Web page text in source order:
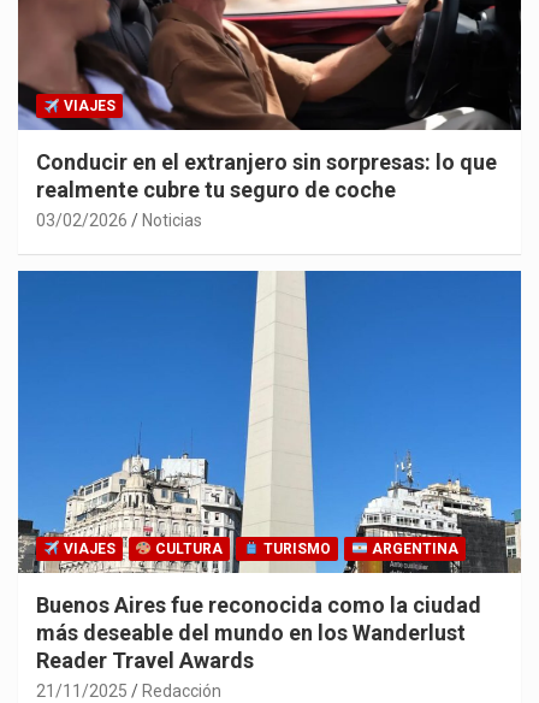
VIAJES
Conducir en el extranjero sin sorpresas: lo que
realmente cubre tu seguro de coche
03/02/2026 Noticias
VIAJES CULTURA TURISMO ARGENTINA
Buenos Aires fue reconocida como la ciudad
más deseable del mundo en los Wanderlust
Reader Travel Awards
21/11/2025 Redacción